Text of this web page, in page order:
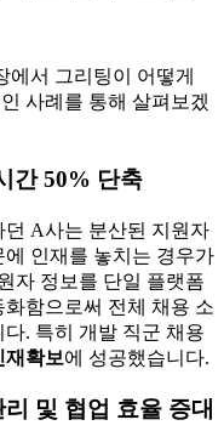
에서 그리팅이 어떻게
사례를 통해 살펴보겠
간 50% 단축
A사는 분산된 지원자
인재를 놓치는 경우가
자 정보를 단일 플랫폼
함으로써 전체 채용 소
. 특히 개발 직군 채용
재확보에 성공했습니다.
및 협업 효율 증대